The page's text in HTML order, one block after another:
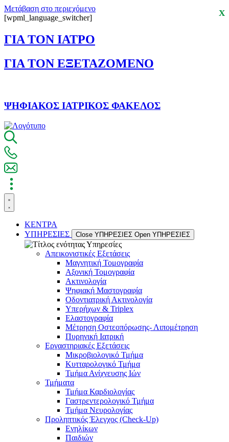
Μετάβαση στο περιεχόμενο
[wpml_language_switcher]
ΓΙΑ ΤΟΝ ΙΑΤΡΟ
ΓΙΑ ΤΟΝ ΕΞΕΤΑΖΟΜΕΝΟ
ΨΗΦΙΑΚΟΣ ΙΑΤΡΙΚΟΣ ΦΑΚΕΛΟΣ
ΚΕΝΤΡΑ
ΥΠΗΡΕΣΙΕΣ
Close ΥΠΗΡΕΣΙΕΣ Open ΥΠΗΡΕΣΙΕΣ
Απεικονιστικές Εξετάσεις
Μαγνητική Τομογραφία
Αξονική Τομογραφία
Ακτινολογία
Ψηφιακή Μαστογραφία
Οδοντιατρική Ακτινολογία
Υπερήχων & Triplex
Ελαστογραφία
Μέτρηση Οστεοπόρωσης- Λιπομέτρηση
Πυρηνική Ιατρική
Εργαστηριακές Εξετάσεις
Μικροβιολογικό Τμήμα
Κυτταρολογικό Τμήμα
Τμήμα Ανίχνευσης Ιών
Τμήματα
Τμήμα Καρδιολογίας
Γαστρεντερολογικό Τμήμα
Τμήμα Νευρολογίας
Προληπτικός Έλεγχος (Check-Up)
Ενηλίκων
Παιδιών
X